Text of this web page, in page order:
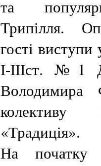
та
Трипілля.
гості
І-ІІІст. №1
Володимира
«Традиція».
На початку